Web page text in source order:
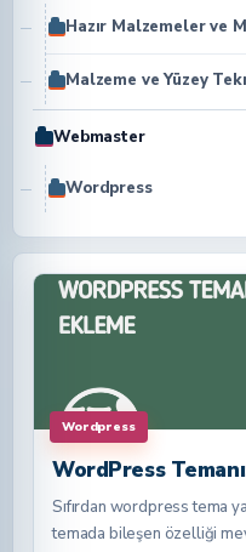
Hazır Malzemeler ve
Malzeme ve Yüzey
Webmaster
Wordpress
Wordpress
WordPress
Sıfırdan wordpress tema
temada bileşen özelliği